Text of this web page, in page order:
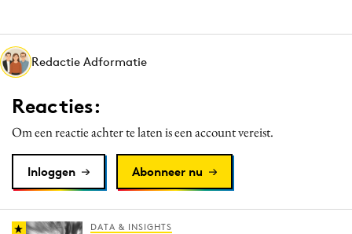
Martech
Media
Merkstrategie
PR
Programmatic
Reputatie & crisis
Redactie Adformatie
Reacties:
Om een reactie achter te laten is een account vereist.
Inloggen Abonneer nu
DATA & INSIGHTS